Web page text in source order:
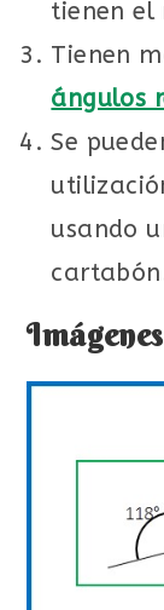
tienen el
Tienen
ángulos
Se
usando